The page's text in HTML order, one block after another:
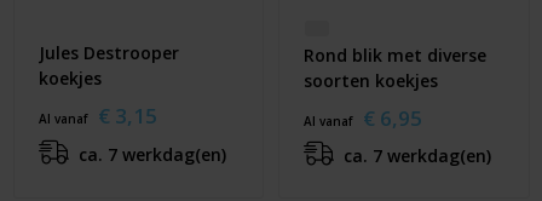
Jules Destrooper
koekjes
Al vanaf € 3,15
ca. 7 werkdag(en)
Rond blik met diverse
soorten koekjes
Al vanaf € 6,95
ca. 7 werkdag(en)